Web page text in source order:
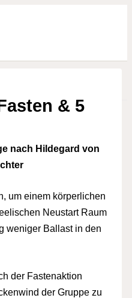
& 5
nach Hildegard von
um einem körperlichen
Neustart Raum
weniger Ballast in den
der Fastenaktion
der Gruppe zu